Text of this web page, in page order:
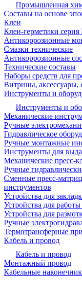
Промышленная
Составы на основе
Клеи
Клеи-герметики серия
Антикоррозионные
Смазки технические
Антикоррозионные
Технические составы
Наборы средств для
Витрины, аксессуары,
Инструменты и
Инструменты и
Механические
Ручные
Гидравлическое
Ручные монтажные
Инструменты для
Механические пресс-
Ручные
Сменные пресс-
инструментов
Устройства для
Устройства для
Устройства для
Ручные
Термотрансферные
Кабель и провод
Кабель и провод
Монтажный провод
Кабельные